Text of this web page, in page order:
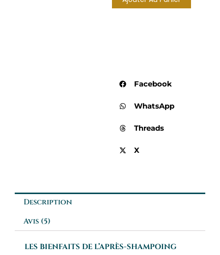
et
Facebook
WhatsApp
Threads
X
Description
Avis (5)
LES BIENFAITS DE L’APRÈS-SHAMPOING